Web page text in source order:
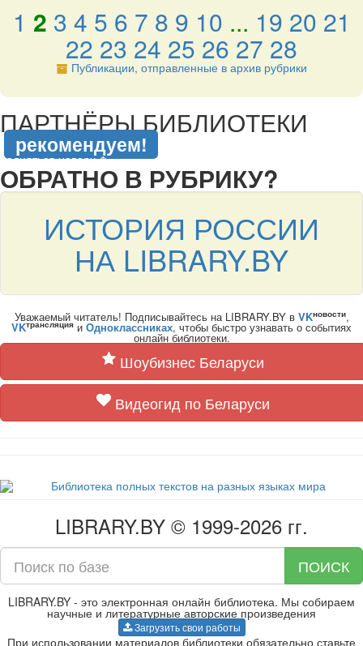
1 2 3 4 5 6 7 8 9 10 ... 19 20 21
22 23 24 25 26 27 28
Публикации, отправленные в архив рубрики
ПАРТНЁРЫ БИБЛИОТЕКИ
рекомендуем!
подняться наверх ↑
ОБРАТНО В РУБРИКУ?
ИСТОРИЯ РОССИИ
НА LIBRARY.BY
Уважаемый читатель! Подписывайтесь на LIBRARY.BY в VKновости,
VKтрансляция и Одноклассниках, чтобы быстро узнавать о событиях
онлайн библиотеки.
Шоубизнес Беларуси
Видеогид по Беларуси
LIBRARY.BY © 1999-2026 гг.
ПОИСК
LIBRARY.BY - это электронная онлайн библиотека. Мы собираем
научные и литературные авторские произведения
Загрузить свои работы
При использовании материалов библиотеки обязательно ставьте